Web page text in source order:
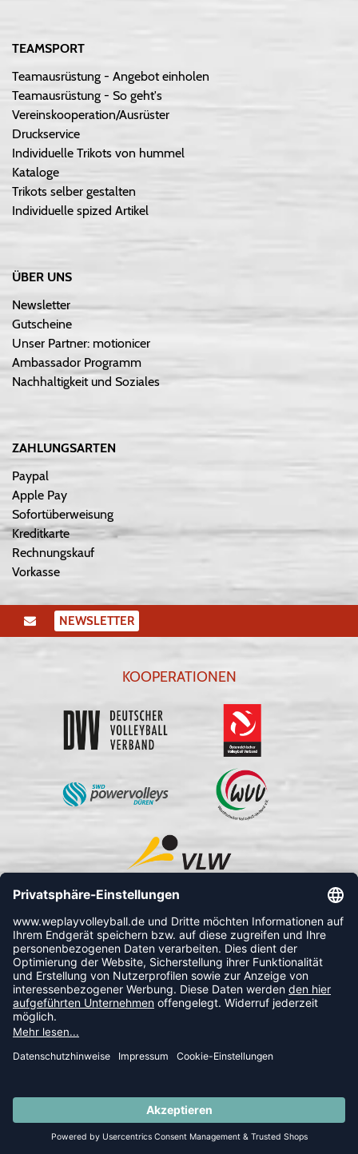
SUMMER SALE: SPARE BIS ZU 65%
TEAMSPORT
Teamausrüstung - Angebot einholen
Teamausrüstung - So geht's
Vereinskooperation/Ausrüster
Druckservice
Individuelle Trikots von hummel
Kataloge
Trikots selber gestalten
Individuelle spized Artikel
ÜBER UNS
Newsletter
Gutscheine
Unser Partner: motionicer
Ambassador Programm
Nachhaltigkeit und Soziales
ZAHLUNGSARTEN
Paypal
Apple Pay
Sofortüberweisung
Kreditkarte
Rechnungskauf
Vorkasse
NEWSLETTER
KOOPERATIONEN
FOLLOW US